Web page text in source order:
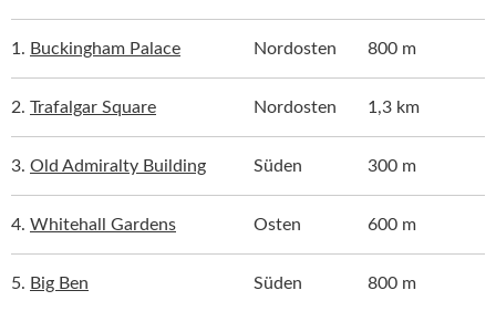
1. Buckingham Palace Nordosten 800 m
2. Trafalgar Square Nordosten 1,3 km
3. Old Admiralty Building Süden 300 m
4. Whitehall Gardens Osten 600 m
5. Big Ben Süden 800 m